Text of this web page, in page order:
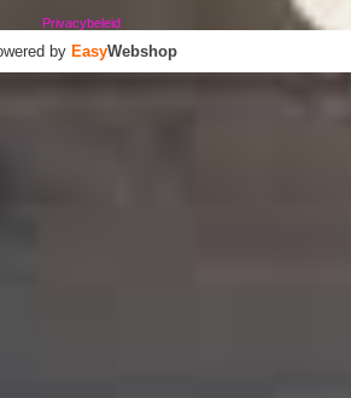
Privacybeleid
by EasyWebshop